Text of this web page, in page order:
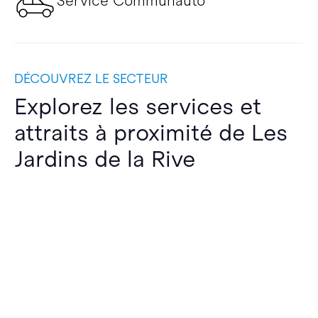
DÉCOUVREZ LE SECTEUR
Explorez les services et
attraits à proximité de Les
Jardins de la Rive